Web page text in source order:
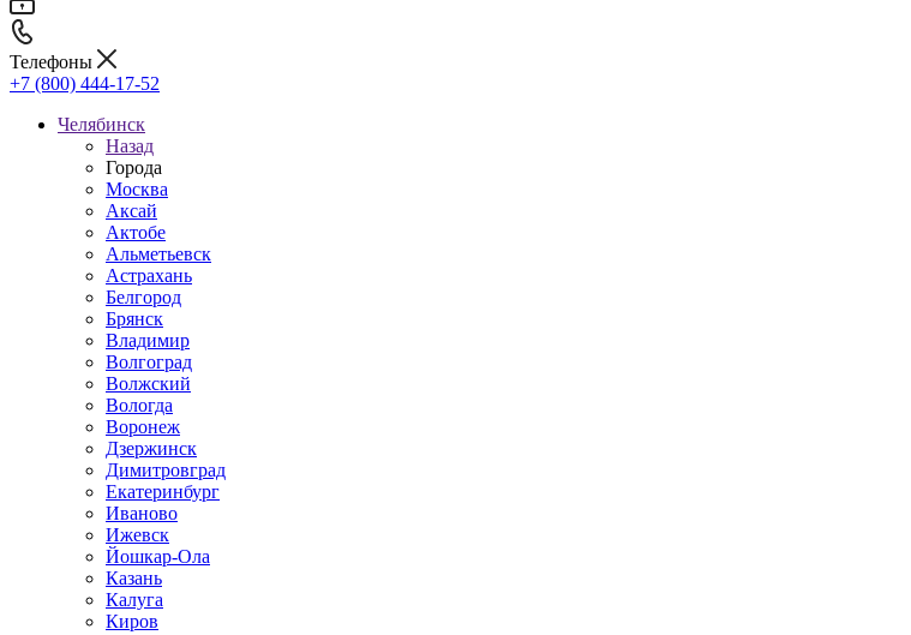
Телефоны
+7 (800) 444-17-52
Челябинск
Назад
Города
Москва
Аксай
Актобе
Альметьевск
Астрахань
Белгород
Брянск
Владимир
Волгоград
Волжский
Вологда
Воронеж
Дзержинск
Димитровград
Екатеринбург
Иваново
Ижевск
Йошкар-Ола
Казань
Калуга
Киров